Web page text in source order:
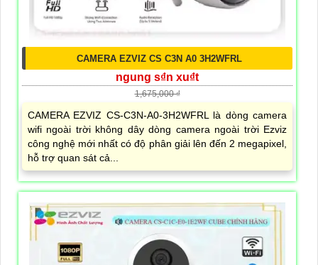
CAMERA EZVIZ CS C3N A0 3H2WFRL
ngung s₫n xu₫t
1,675,000 ₫
CAMERA EZVIZ CS-C3N-A0-3H2WFRL là dòng camera
wifi ngoài trời không dây dòng camera ngoài trời Ezviz
công nghệ mới nhất có độ phân giải lên đến 2 megapixel,
hỗ trợ quan sát cả...